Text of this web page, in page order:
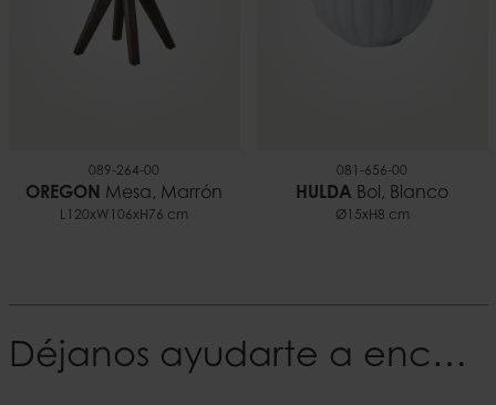
089-264-00
OREGON Mesa, Marrón
L120xW106xH76 cm
081-656-00
HULDA Bol, Blanco
Ø15xH8 cm
Déjanos ayudarte a encontrar tu Estilo